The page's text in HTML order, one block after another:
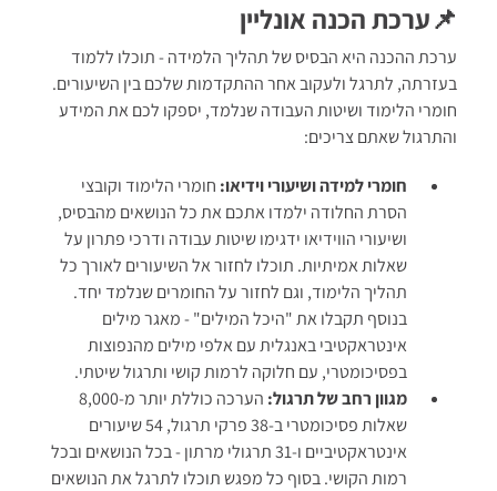
📌ערכת הכנה אונליין
ערכת ההכנה היא הבסיס של תהליך הלמידה - תוכלו ללמוד
בעזרתה, לתרגל ולעקוב אחר ההתקדמות שלכם בין השיעורים.
חומרי הלימוד ושיטות העבודה שנלמד, יספקו לכם את המידע
והתרגול שאתם צריכים:
חומרי למידה ושיעורי וידיאו: חומרי הלימוד וקובצי
הסרת החלודה ילמדו אתכם את כל הנושאים מהבסיס,
ושיעורי הווידיאו ידגימו שיטות עבודה ודרכי פתרון על
שאלות אמיתיות. תוכלו לחזור אל השיעורים לאורך כל
תהליך הלימוד, וגם לחזור על החומרים שנלמד יחד.
בנוסף תקבלו את "היכל המילים" - מאגר מילים
אינטראקטיבי באנגלית עם אלפי מילים מהנפוצות
בפסיכומטרי, עם חלוקה לרמות קושי ותרגול שיטתי.
מגוון רחב של תרגול:
הערכה כוללת יותר מ-8,000
שאלות פסיכומטרי ב-38 פרקי תרגול, 54 שיעורים
אינטראקטיביים ו-31 תרגולי מרתון - בכל הנושאים ובכל
רמות הקושי. בסוף כל מפגש תוכלו לתרגל את הנושאים